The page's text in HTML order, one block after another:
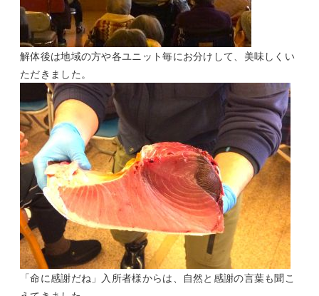
解体後は地域の方や各ユニット毎にお分けして、美味しくい
ただきました。
「命に感謝だね」入所者様からは、自然と感謝の言葉も聞こ